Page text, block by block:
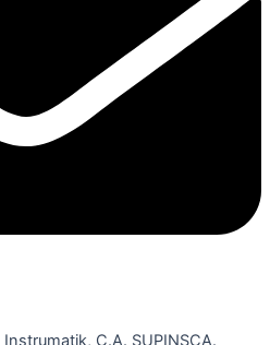
C.A. SUPINSCA.